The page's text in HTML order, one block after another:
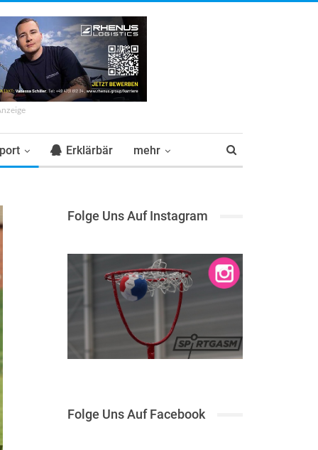
Erklärbär mehr
Folge Uns Auf Instagram
Folge Uns Auf Facebook